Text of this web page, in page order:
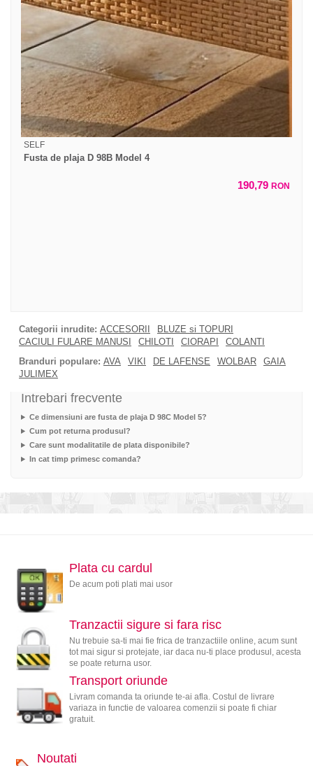
SELF
Fusta de plaja D 98B Model 4
190,79 RON
Categorii inrudite: ACCESORII
BLUZE si TOPURI
CACIULI FULARE MANUSI
CHILOTI CIORAPI
COLANTI
Branduri populare: AVA VIKI DE LAFENSE WOLBAR
GAIA
JULIMEX
Intrebari frecvente
Ce dimensiuni are fusta de plaja D 98C Model 5?
Cum pot returna produsul?
Care sunt modalitatile de plata disponibile?
In cat timp primesc comanda?
Plata cu cardul
De acum poti plati mai usor
Tranzactii sigure si fara risc
Nu trebuie sa-ti mai fie frica de tranzactiile online, acum sunt
tot mai sigur si protejate, iar daca nu-ti place produsul, acesta
se poate returna usor.
Transport oriunde
Livram comanda ta oriunde te-ai afla. Costul de livrare
variaza in functie de valoarea comenzii si poate fi chiar
gratuit.
Noutati